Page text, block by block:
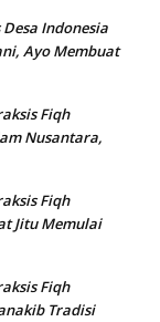
Indonesia
Ayo Membuat
Fiqh
Nusantara,
Fiqh
Jitu Memulai
Fiqh
Tradisi